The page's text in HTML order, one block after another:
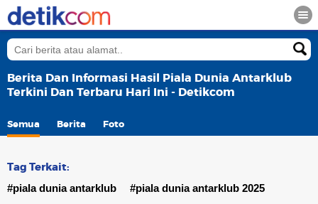
Berita Dan Informasi Hasil Piala Dunia Antarklub
Terkini Dan Terbaru Hari Ini - Detikcom
Semua Berita Foto
Tag Terkait:
#piala dunia antarklub
#piala dunia antarklub 2025